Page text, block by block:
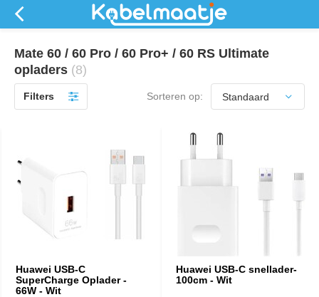
Mate 60 / 60 Pro / 60 Pro+ / 60 RS Ultimate
opladers (8)
Filters Sorteren op:
Huawei USB-C
SuperCharge Oplader -
66W - Wit
Huawei USB-C snellader-
100cm - Wit